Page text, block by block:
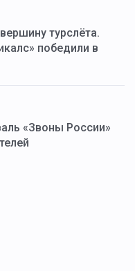
турслёта.
победили в
«Звоны России»